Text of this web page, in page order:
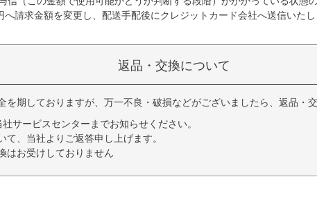
へ請求金額を変更し、配送手配後にクレジットカード会社へ送信いた
返品・交換について
を期しておりますが、万一不良・破損などがございましたら、返品・交
サービスセンターまでお知らせください。
て、当社よりご返答申し上げます。
はお受けしておりません